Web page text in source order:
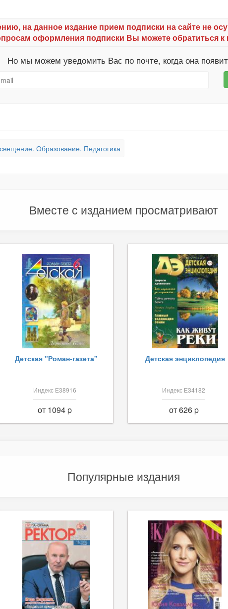
на данное издание прием подписки на сайте не
оформления подписки Вы можете обратиться к
Но мы можем уведомить Вас по почте, когда она
Образование. Педагогика
Вместе с изданием просматривают
Детская "Роман-газета"
Индекс Е38916
от 1094 p
Детская энциклопедия
Индекс Е34182
от 626 p
Популярные издания